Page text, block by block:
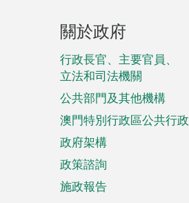
頁
腳
菜
單
關於政府
行政長官、主要官員、
立法和司法機關
公共部門及其他機構
澳門特別行政區公共行政
政府架構
政策諮詢
施政報告